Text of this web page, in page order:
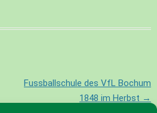
Fussballschule des VfL Bochum
1848 im Herbst →